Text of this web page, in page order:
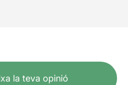
la teva opinió